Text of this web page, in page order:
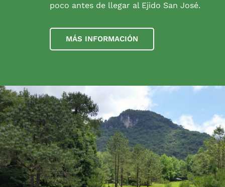
poco antes de llegar al Ejido San José.
MÁS INFORMACIÓN